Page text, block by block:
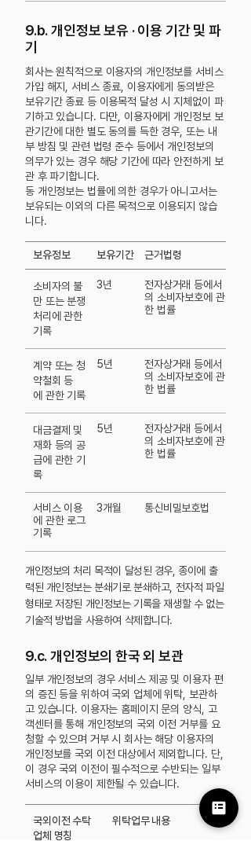
9.b. 개인정보 보유 · 이용 기간 및 파
기
회사는 원칙적으로 이용자의 개인정보를 서비스
가입 해지, 서비스 종료, 이용자에게 동의받은
보유기간 종료 등 이용목적 달성 시 지체없이 파
기하고 있습니다. 다만, 이용자에게 개인정보 보
관기간에 대한 별도 동의를 득한 경우, 또는 내
부 방침 및 관련 법령 준수 등에서 개인정보의
의무가 있는 경우 해당 기간에 따라 안전하게 보
관 후 파기합니다.
동 개인정보는 법률에 의한 경우가 아니고서는
보유되는 이외의 다른 목적으로 이용되지 않습
니다.
​보유정보 보유기간 근거법령
소비자의 불
만 또는 분쟁
처리에 관한
기록
3년
전자상거래 등에서
의 소비자보호에 관
한 법률
계약 또는 청
약철회 등
에 관한 기록
5년
전자상거래 등에서
의 소비자보호에 관
한 법률
대금결제 및
재화 등의 공
급에 관한 기
록
5년
전자상거래 등에서
의 소비자보호에 관
한 법률
서비스 이용
에 관한 로그
기록
​3개월 통신비밀보호법
개인정보의 처리 목적이 달성된 경우, 종이에 출
력된 개인정보는 분쇄기로 분쇄하고, 전자적 파일
형태로 저장된 개인정보는 기록을 재생할 수 없는
기술적 방법을 사용하여 삭제합니다.
9.c. 개인정보의 한국 외 보관
일부 개인정보의 경우 서비스 제공 및 이용자 편
의 증진 등을 위하여 국외 업체에 위탁, 보관하
고 있습니다. 이용자는 홈페이지 문의 양식, 고
객센터를 통해 개인정보의 국외 이전 거부를 요
청할 수 있으며 거부 시 회사는 해당 이용자의
개인정보를 국외 이전 대상에서 제외합니다. 단,
이 경우 국외 이전이 필수적으로 수반되는 일부
서비스의 이용이 제한될 수 있습니다.
국외이전 수탁
업체 명칭
위탁업무 내용